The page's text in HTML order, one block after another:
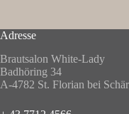
Adresse
Brautsalon White-Lady
Badhöring 34
A-4782 St. Florian bei